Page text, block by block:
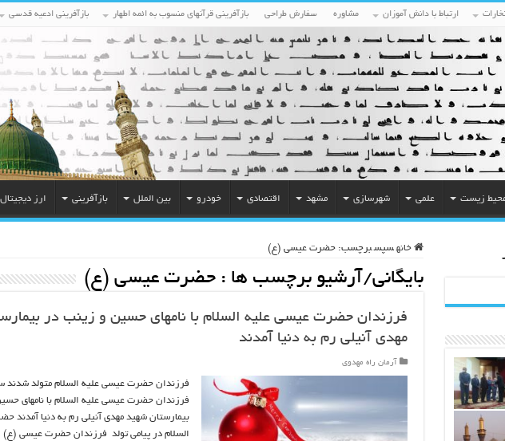
ارتباط با دانش آموزان مشاوره سفارش طراحی بازآفرینی قرآنهای منسوب به ائمه اطهار بازآفرینی ادعیه قدسی
زیست علمی شهرسازی مشهد اقتصادی خودرو بین الملل بازآفرینی ارز دیجیتال
خانه سپس برچسب:حضرت عیسی (ع)
بایگانی/آرشیو برچسب ها :حضرت عیسی (ع)
فرزندان حضرت عیسی علیه السلام با نامهای حسین و زینب در
مهدی آنیلی رم به دنیا آمدند
آرمان راه مهدوی
فرزندان حضرت عیسی علیه السلام متولد شدند
فرزندان حضرت عیسی علیه السلام با نامهای
بیمارستان شهید مهدی آنیلی رم به دنیا آمدند
السلام در پیامی تولد فرزندان حضرت عیسی